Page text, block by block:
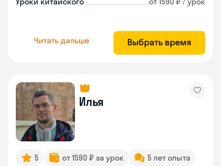
Читать дальше Выбрать время
Илья
5 от 1590 ₽ за урок 5 лет опыта